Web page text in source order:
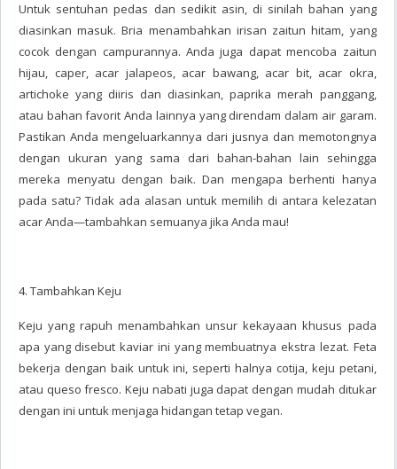
Untuk sentuhan pedas dan sedikit asin, di sinilah bahan yang
diasinkan masuk. Bria menambahkan irisan zaitun hitam, yang
cocok dengan campurannya. Anda juga dapat mencoba zaitun
hijau, caper, acar jalapeos, acar bawang, acar bit, acar okra,
artichoke yang diiris dan diasinkan, paprika merah panggang,
atau bahan favorit Anda lainnya yang direndam dalam air garam.
Pastikan Anda mengeluarkannya dari jusnya dan memotongnya
dengan ukuran yang sama dari bahan-bahan lain sehingga
mereka menyatu dengan baik. Dan mengapa berhenti hanya
pada satu? Tidak ada alasan untuk memilih di antara kelezatan
acar Anda—tambahkan semuanya jika Anda mau!
4. Tambahkan Keju
Keju yang rapuh menambahkan unsur kekayaan khusus pada
apa yang disebut kaviar ini yang membuatnya ekstra lezat. Feta
bekerja dengan baik untuk ini, seperti halnya cotija, keju petani,
atau queso fresco. Keju nabati juga dapat dengan mudah ditukar
dengan ini untuk menjaga hidangan tetap vegan.